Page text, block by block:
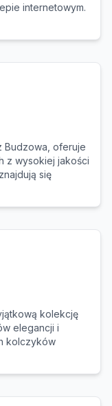
internetowym.
Budzowa, oferuje
z wysokiej jakości
się
kolekcję
elegancji i
kolczyków